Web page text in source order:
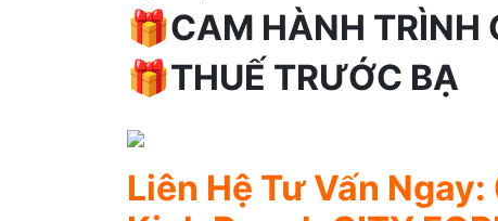
🎁CAM HÀNH TRÌNH
🎁THUẾ TRƯỚC BẠ
Liên Hệ Tư Vấn Ngay: